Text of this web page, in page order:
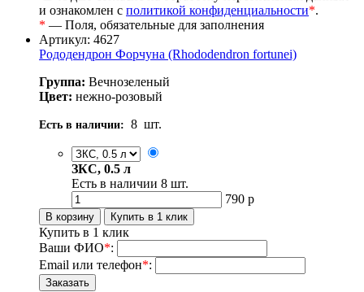
и ознакомлен с политикой конфиденциальности*.
* — Поля, обязательные для заполнения
Артикул: 4627
Рододендрон Форчуна (Rhododendron fortunei)
Группа: Вечнозеленый
Цвет: нежно-розовый
Есть в наличии: 8 шт.
ЗКС, 0.5 л
Есть в наличии 8 шт.
790 р
Купить в 1 клик
Ваши ФИО*:
Email или телефон*: